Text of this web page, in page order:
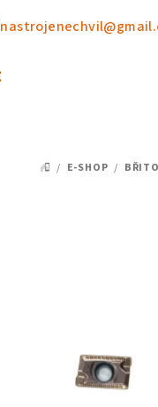
DOMŮ
/ E-SHOP /